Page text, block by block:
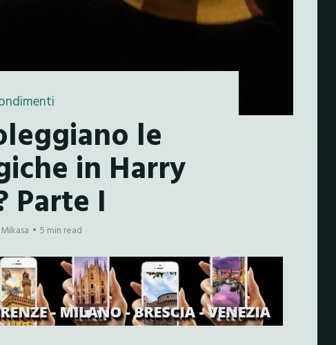
le
in Harry
Parte I
Mikasa 5 min read